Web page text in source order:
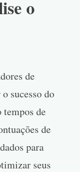
o
de
sucesso do
tempos de
de
para
seus